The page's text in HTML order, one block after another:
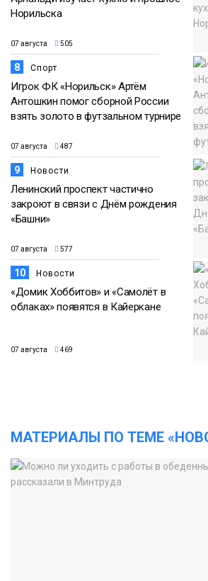
Норильска
07 августа 505
8 Спорт
Игрок ФК «Норильск» Артём
Антошкин помог сборной России
взять золото в футзальном турнире
07 августа 487
9 Новости
Ленинский проспект частично
закроют в связи с Днём рождения
«Башни»
07 августа 577
10 Новости
«Домик Хоббитов» и «Самолёт в
облаках» появятся в Кайеркане
07 августа 469
МАТЕРИАЛЫ ПО ТЕМЕ